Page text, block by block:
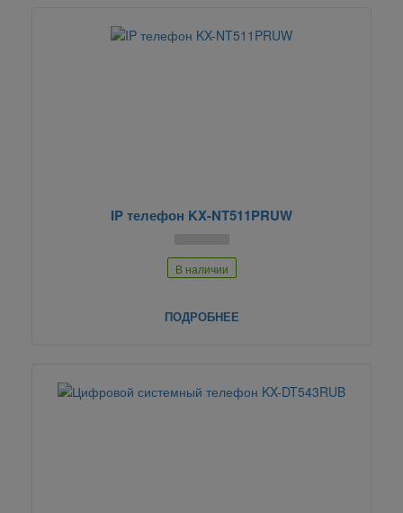
IP телефон KX-NT511PRUW
В наличии
ПОДРОБНЕЕ